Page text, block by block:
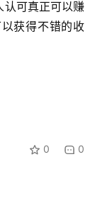
认可真正可以赚
获得不错的收
0 0